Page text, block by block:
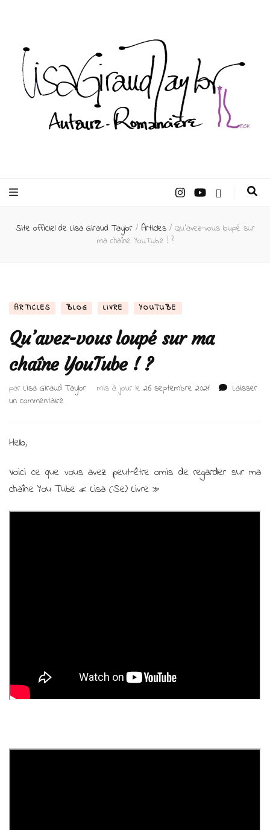
Taylor –
Auteur
Site officiel de Lisa Giraud Taylor / Articles / Qu’avez-vous loupé sur
ma chaîne YouTube ! ?
ARTICLES BLOG LIVRE YOUTUBE
Qu’avez-vous loupé sur ma
chaîne YouTube ! ?
par Lisa Giraud Taylor mis à jour le 26 septembre 2021
Laisser
un commentaire
chaîne
YouTube
?
Hello,
Voici ce que vous avez peut-être omis de regarder sur ma
chaîne You Tube « Lisa (Se) Livre »